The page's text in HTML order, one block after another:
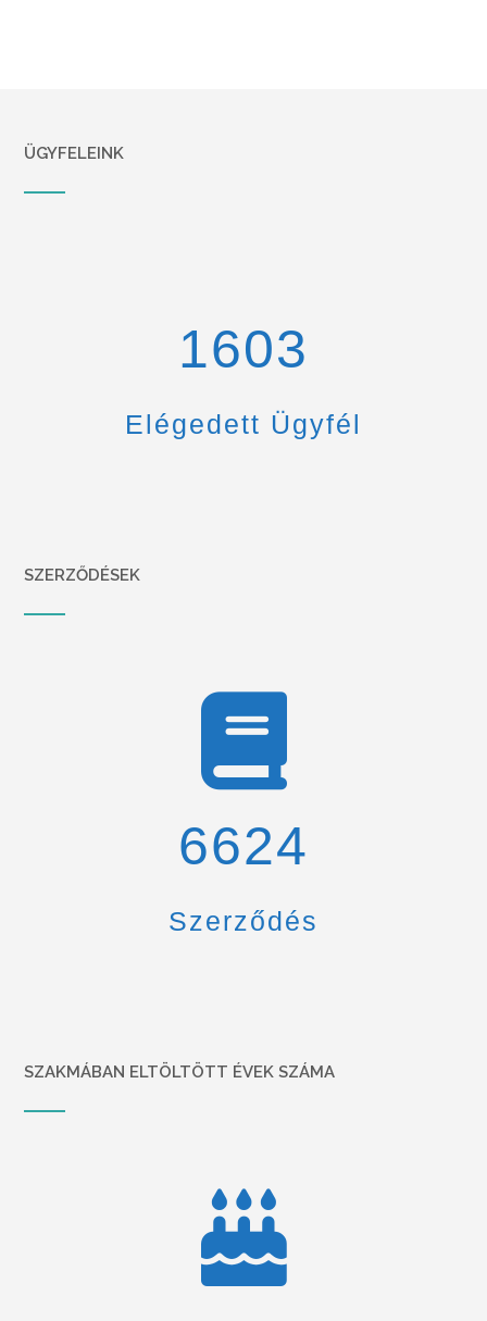
ÜGYFELEINK
1670
Elégedett Ügyfél
SZERZŐDÉSEK
6900
Szerződés
SZAKMÁBAN ELTÖLTÖTT ÉVEK SZÁMA